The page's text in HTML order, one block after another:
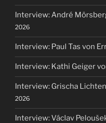
Interview: André
2026
Interview: Paul Tas von
Interview: Kathi Geiger
Interview: Grischa
2026
Interview: Václav